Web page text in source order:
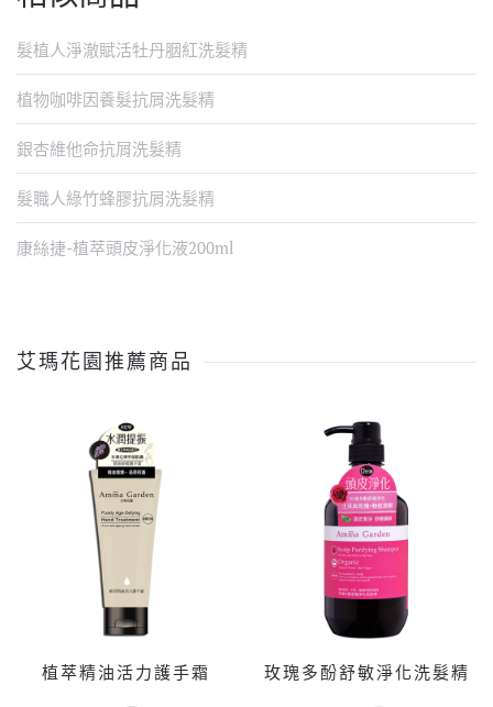
髮植人淨澈賦活牡丹胭紅洗髮精
植物咖啡因養髮抗屑洗髮精
銀杏維他命抗屑洗髮精
髮職人綠竹蜂膠抗屑洗髮精
康絲捷-植萃頭皮淨化液200ml
艾瑪花園推薦商品
植萃精油活力護手霜 玫瑰多酚舒敏淨化洗髮精